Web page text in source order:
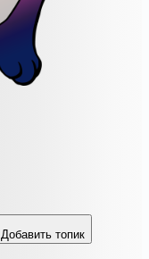
Добавить топик